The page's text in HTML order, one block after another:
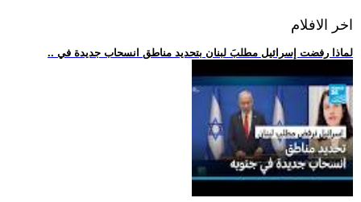
اخر الافلام
.. لماذا رفضت إسرائيل مطلبَ لبنان بتحديد مناطق انسحاب جديدة في